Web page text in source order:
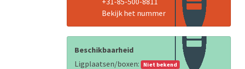
Bekijk het nummer
Beschikbaarheid
Ligplaatsen/boxen:
Niet bekend